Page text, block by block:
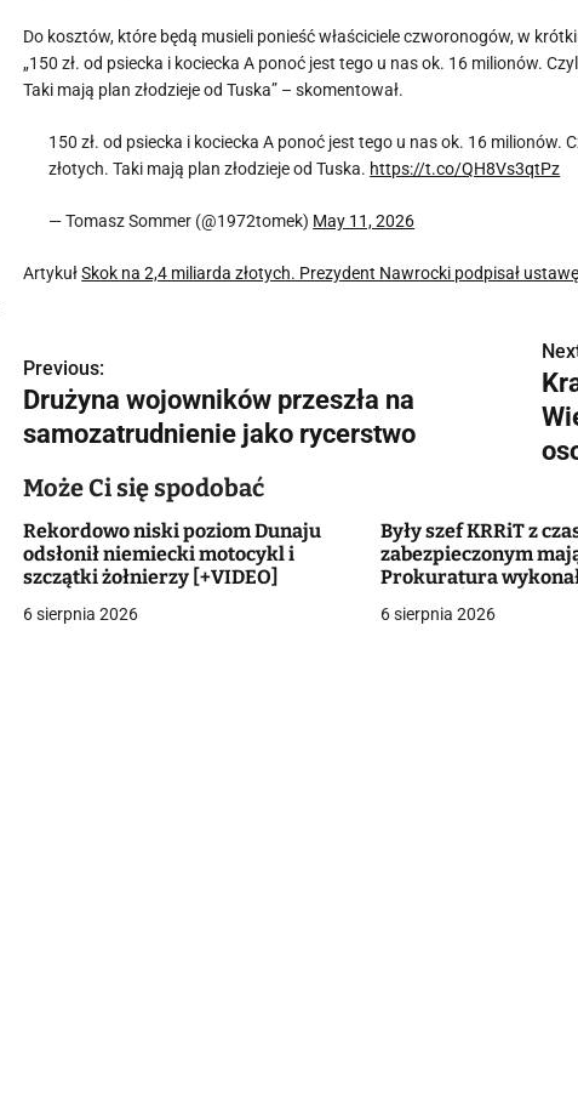
Do kosztów, które będą musieli ponieść właściciele czworonogów, w
„150 zł. od psiecka i kociecka A ponoć jest tego u nas ok. 16 milionów.
Taki mają plan złodzieje od Tuska” – skomentował.
150 zł. od psiecka i kociecka A ponoć jest tego u nas ok. 16 milionów.
złotych. Taki mają plan złodzieje od Tuska. https://t.co/QH8Vs3qtPz
— Tomasz Sommer (@1972tomek) May 11, 2026
ArtykułSkok na 2,4 miliarda złotych. Prezydent Nawrocki podpisał
N
a
w
i
g
a
Previous:
Drużyna wojowników przeszła na
samozatrudnienie jako rycerstwo
Może Ci się spodobać
Rekordowo niski poziom Dunaju
odsłonił niemiecki motocykl i
szczątki żołnierzy [+VIDEO]
6 sierpnia 2026
Były szef KRRiT z
zabezpieczonym
Prokuratura
6 sierpnia 2026